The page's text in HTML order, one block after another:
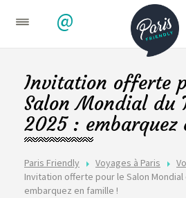
@
Paris Friendly Voyages à Paris
Invitation offerte pour le Salon Mondial
embarquez en famille !
Invitation offerte
Salon Mondial du
2025 :